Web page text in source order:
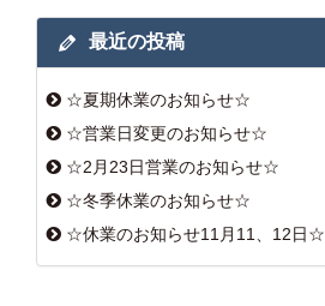
最近の投稿
☆夏期休業のお知らせ☆
☆営業日変更のお知らせ☆
☆2月23日営業のお知らせ☆
☆冬季休業のお知らせ☆
☆休業のお知らせ11月11、12日☆